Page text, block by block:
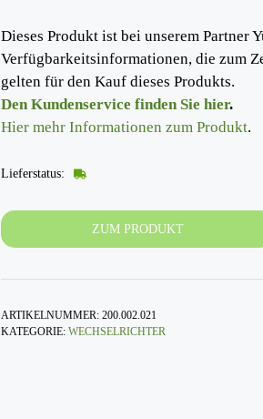
Dieses Produkt ist bei unserem Partner
Verfügbarkeitsinformationen, die zum
gelten für den Kauf dieses Produkts.
Den Kundenservice finden Sie hier.
Hier mehr Informationen zum Produkt.
Lieferstatus:
ZUM PRODUKT
ARTIKELNUMMER: 200.002.021
KATEGORIE: WECHSELRICHTER